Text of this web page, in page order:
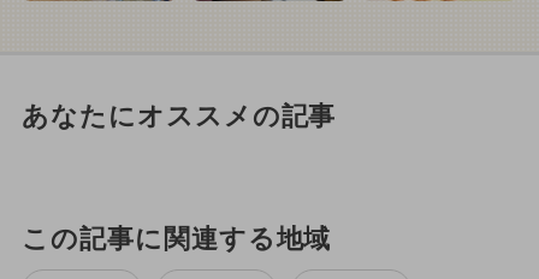
あなたにオススメの記事
この記事に関連する地域